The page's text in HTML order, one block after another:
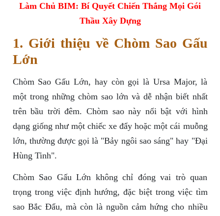
Làm Chủ BIM: Bí Quyết Chiến Thắng Mọi Gói
Thầu Xây Dựng
1. Giới thiệu về Chòm Sao Gấu
Lớn
Chòm Sao Gấu Lớn, hay còn gọi là Ursa Major, là
một trong những chòm sao lớn và dễ nhận biết nhất
trên bầu trời đêm. Chòm sao này nổi bật với hình
dạng giống như một chiếc xe đẩy hoặc một cái muỗng
lớn, thường được gọi là "Bảy ngôi sao sáng" hay "Đại
Hùng Tinh".
Chòm Sao Gấu Lớn không chỉ đóng vai trò quan
trọng trong việc định hướng, đặc biệt trong việc tìm
sao Bắc Đẩu, mà còn là nguồn cảm hứng cho nhiều